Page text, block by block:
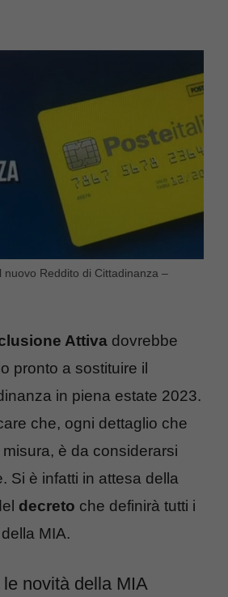
nuovo Reddito di Cittadinanza –
Attiva dovrebbe
pronto a sostituire il
in piena estate 2023.
che, ogni dettaglio che
è da considerarsi
Si è infatti in attesa della
decreto che definirà tutti i
MIA.
novità della MIA